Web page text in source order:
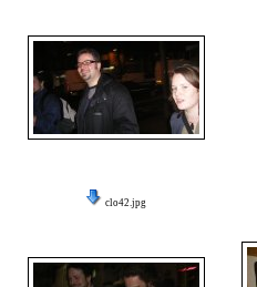
clo42.jpg